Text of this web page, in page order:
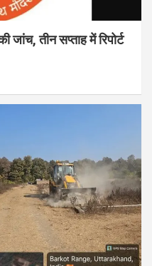
जांच, तीन सप्ताह में रिपोर्ट